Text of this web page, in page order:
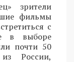
зрители
фильмы
с
в выборе
почти 50
России,